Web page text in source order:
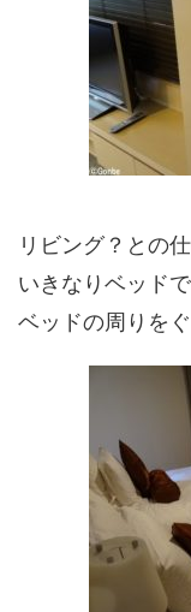
リビング？との
いきなりベッドで
ベッドの周りをぐ